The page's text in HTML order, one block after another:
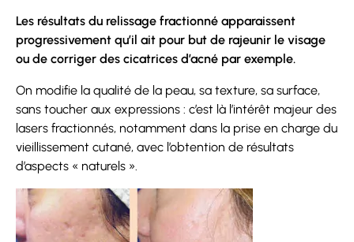
Les résultats du relissage fractionné apparaissent
progressivement qu’il ait pour but de rajeunir le visage
ou de corriger des cicatrices d’acné par exemple.
On modifie la qualité de la peau, sa texture, sa surface,
sans toucher aux expressions : c’est là l’intérêt majeur des
lasers fractionnés, notamment dans la prise en charge du
vieillissement cutané, avec l’obtention de résultats
d’aspects « naturels ».